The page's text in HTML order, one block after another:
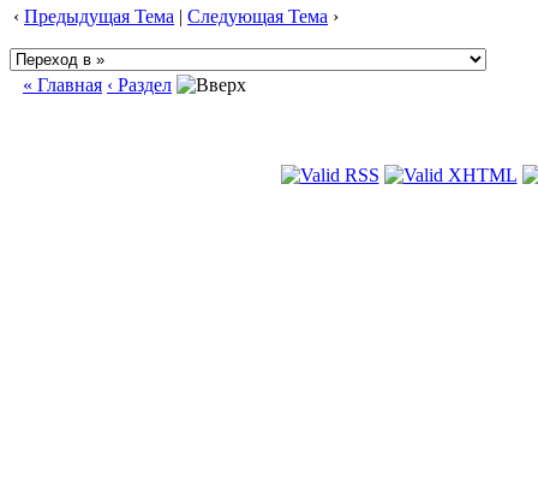
‹ Предыдущая Тема | Следующая Тема ›
« Главная ‹ Раздел